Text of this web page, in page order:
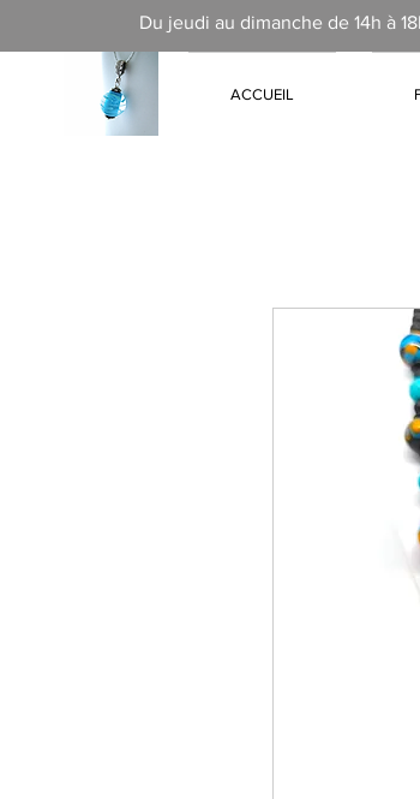
Du jeudi au dimanche de 14h à
ACCUEIL